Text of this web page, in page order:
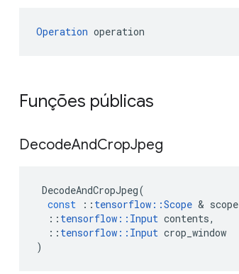
Operation operation
Funções públicas
DecodeAndCropJpeg
DecodeAndCropJpeg(
const
:: tensorflow ::Scope & scope
:: tensorflow :: Input contents,
:: tensorflow :: Input crop_window
)